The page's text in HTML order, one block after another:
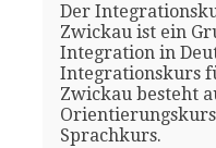
Der
Zwickau ist ein
Integration in
Integrationskurs
Zwickau besteht
Sprachkurs.